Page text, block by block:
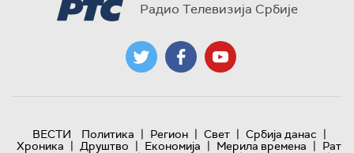
Радио Телевизија Србије
ВЕСТИ Политика | Регион | Свет | Србија данас |
Хроника | Друштво | Економија | Мерила времена | Рат